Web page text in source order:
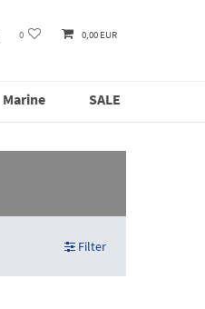
0 0,00 EUR
Marine SALE
Filter